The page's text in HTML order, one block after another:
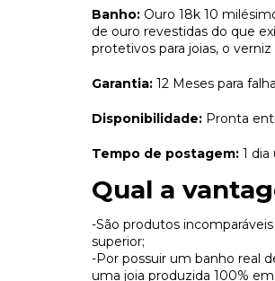
Banho: Ouro 18k 10
de ouro revestidas do que
protetivos para joias, o
Garantia: 12 Meses para
Disponibilidade: Pronta
Tempo de postagem: 1 dia
Qual a
-São produtos
superior;
-Por possuir um banho real
uma joia produzida 100%